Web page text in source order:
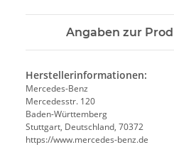
Angaben zur
Herstellerinformationen:
Mercedes-Benz
Mercedesstr. 120
Baden-Württemberg
Stuttgart, Deutschland, 70372
https://www.mercedes-benz.de